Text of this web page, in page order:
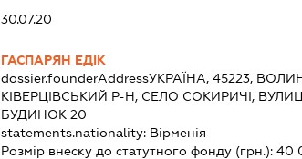
30.07.20
ГАСПАРЯН ЕДІК
dossier.founderAddressУКРАЇНА, 45223,
КІВЕРЦІВСЬКИЙ Р-Н, СЕЛО СОКИРИЧІ,
БУДИНОК 20
statements.nationality: Вірменія
Розмір внеску до статутного фонду (грн.):40